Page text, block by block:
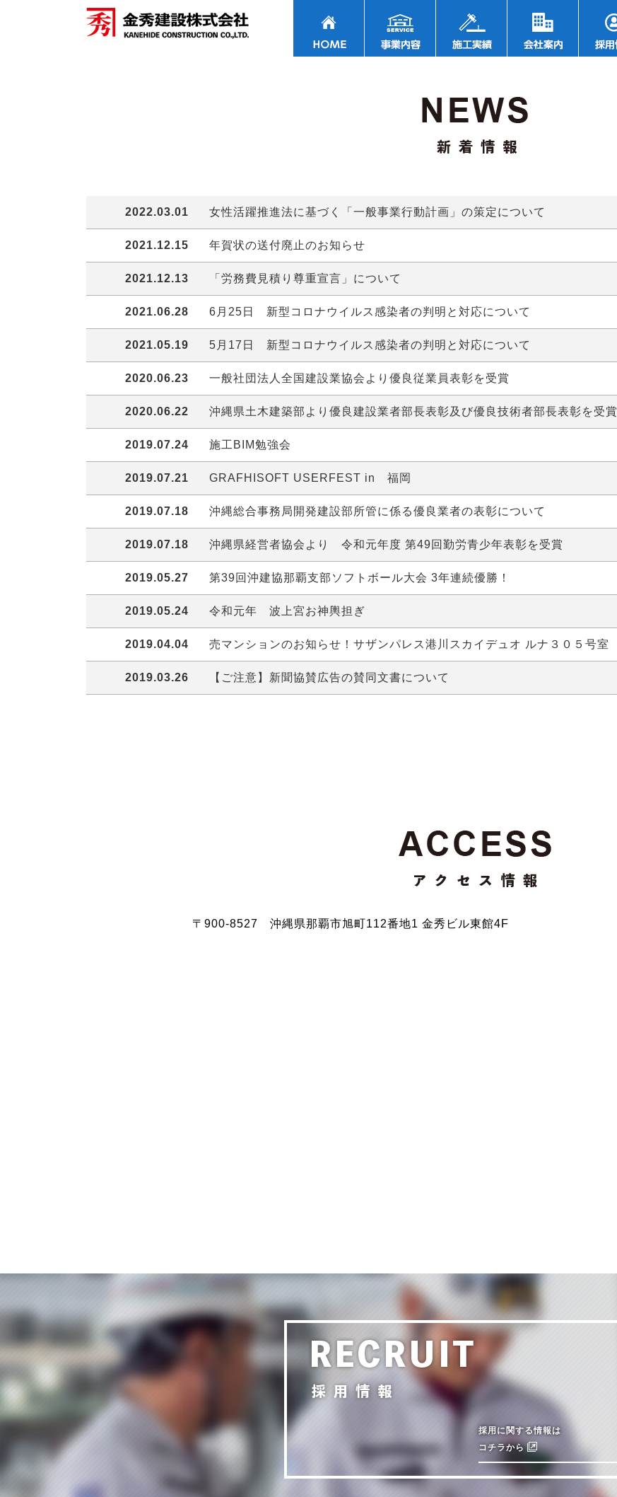
2022.03.01 女性活躍推進法に基づく「一般事業行動計画」の策定について
2021.12.15 年賀状の送付廃止のお知らせ
2021.12.13 「労務費見積り尊重宣言」について
2021.06.28 6月25日 新型コロナウイルス感染者の判明と対応について
2021.05.19 5月17日 新型コロナウイルス感染者の判明と対応について
2020.06.23 一般社団法人全国建設業協会より優良従業員表彰を受賞
2020.06.22 沖縄県土木建築部より優良建設業者部長表彰及び優良技術者部長表彰を受賞
2019.07.24 施工BIM勉強会
2019.07.21 GRAFHISOFT USERFEST in 福岡
2019.07.18 沖縄総合事務局開発建設部所管に係る優良業者の表彰について
2019.07.18 沖縄県経営者協会より 令和元年度 第49回勤労青少年表彰を受賞
2019.05.27 第39回沖建協那覇支部ソフトボール大会 3年連続優勝！
2019.05.24 令和元年 波上宮お神輿担ぎ
2019.04.04 売マンションのお知らせ！サザンパレス港川スカイデュオ ルナ３０５号室
2019.03.26 【ご注意】新聞協賛広告の賛同文書について
〒900-8527 沖縄県那覇市旭町112番地1 金秀ビル東館4F
採用に関する情報は
コチラから